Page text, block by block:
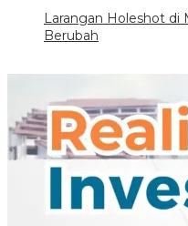
Larangan Holeshot di
Berubah